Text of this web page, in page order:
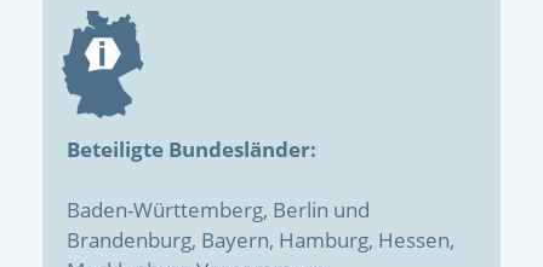
Beteiligte Bundesländer:
Baden-Württemberg, Berlin und
Brandenburg, Bayern, Hamburg, Hessen,